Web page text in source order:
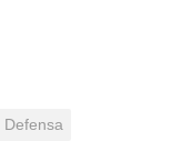
Defensa